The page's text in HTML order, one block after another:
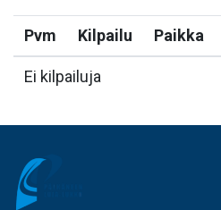
Pvm Kilpailu Paikka
Ei kilpailuja